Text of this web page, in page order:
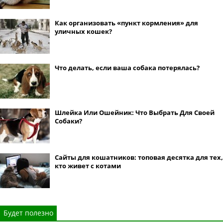
Как организовать «пункт кормления» для
уличных кошек?
Что делать, если ваша собака потерялась?
Шлейка Или Ошейник: Что Выбрать Для Своей
Собаки?
Сайты для кошатников: топовая десятка для тех,
кто живет с котами
Будет полезно